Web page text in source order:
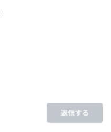
返信する